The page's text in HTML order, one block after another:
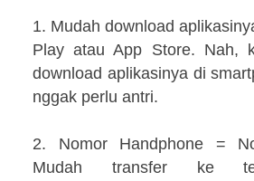
1. Mudah download
Play atau App Store. Nah,
download aplikasinya di
nggak perlu antri.
2. Nomor Handphone =
Mudah transfer ke